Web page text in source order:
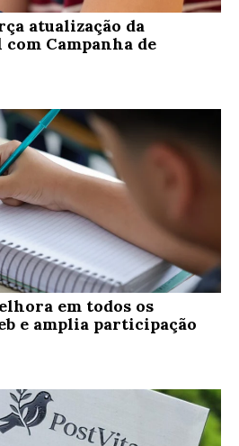
atualização da
Campanha de
em todos os
e amplia participação